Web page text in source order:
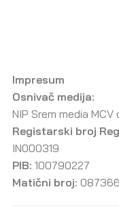
Impresum
Osnivač medija:
NIP Srem media MCV
Registarski broj
IN000319
PIB: 100790227
Matični broj: